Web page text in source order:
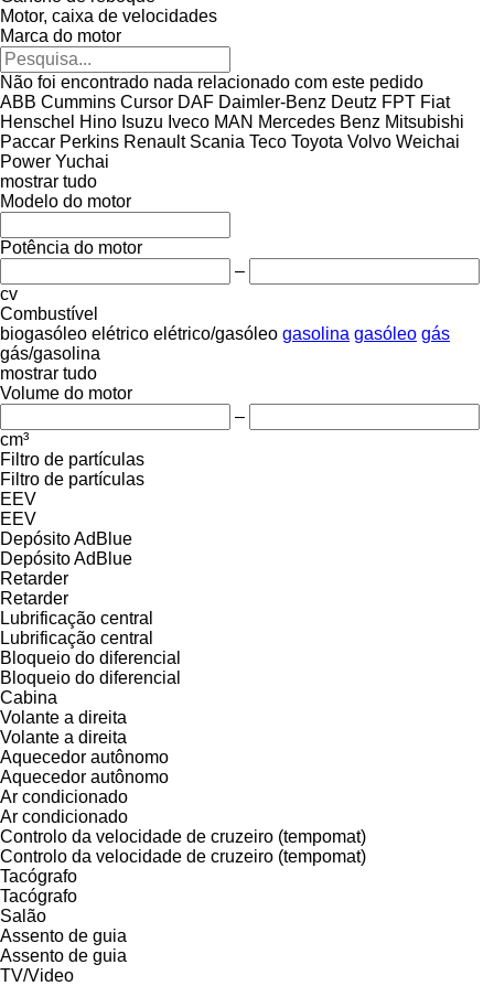
Motor, caixa de velocidades
Marca do motor
Não foi encontrado nada relacionado com este pedido
ABB Cummins Cursor DAF Daimler-Benz Deutz FPT Fiat
Henschel Hino Isuzu Iveco MAN Mercedes Benz Mitsubishi
Paccar Perkins Renault Scania Teco Toyota Volvo Weichai
Power Yuchai
mostrar tudo
Modelo do motor
Potência do motor
–
cv
Combustível
biogasóleo elétrico elétrico/gasóleo gasolina gasóleo gás
gás/gasolina
mostrar tudo
Volume do motor
–
cm³
Filtro de partículas
Filtro de partículas
EEV
EEV
Depósito AdBlue
Depósito AdBlue
Retarder
Retarder
Lubrificação central
Lubrificação central
Bloqueio do diferencial
Bloqueio do diferencial
Cabina
Volante a direita
Volante a direita
Aquecedor autônomo
Aquecedor autônomo
Ar condicionado
Ar condicionado
Controlo da velocidade de cruzeiro (tempomat)
Controlo da velocidade de cruzeiro (tempomat)
Tacógrafo
Tacógrafo
Salão
Assento de guia
Assento de guia
TV/Video